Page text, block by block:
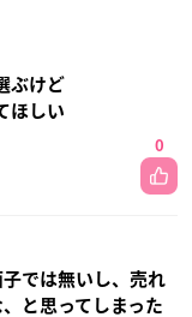
ぶけど
ほしい
0
では無いし、売れ
と思ってしまった